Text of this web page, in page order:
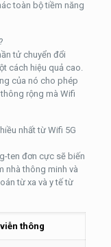
toàn bộ tiềm năng
tử chuyển đổi
cách hiệu quả cao.
của nó cho phép
rộng mà Wifi
nhất từ ​​Wifi 5G
ten đơn cực sẽ biến
nhà thông minh và
từ xa và y tế từ
thông